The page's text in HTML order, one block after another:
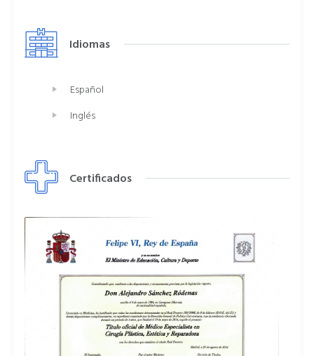
Idiomas
Español
Inglés
Certificados